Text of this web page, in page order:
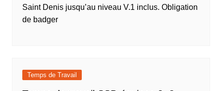
Saint Denis jusqu’au niveau V.1 inclus. Obligation
de badger
Temps de Travail